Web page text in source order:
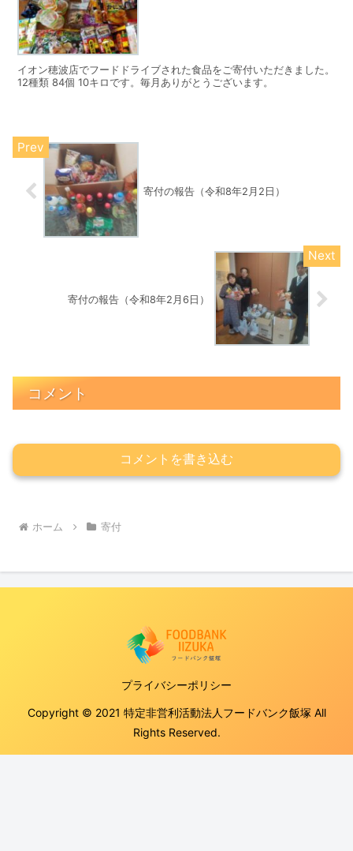
イオン穂波店でフードドライブされた食品をご寄付いただきました。
12種類 84個 10キロです。毎月ありがとうございます。
寄付の報告（令和8年2月2日）
寄付の報告（令和8年2月6日）
コメント
コメントを書き込む
ホーム 寄付
プライバシーポリシー
Copyright © 2021 特定非営利活動法人フードバンク飯塚 All
Rights Reserved.